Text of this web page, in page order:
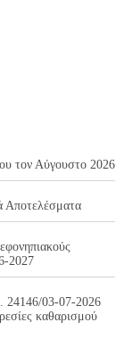
τον Αύγουστο 2026
Αποτελέσματα
2027
24146/03-07-2026
καθαρισμού